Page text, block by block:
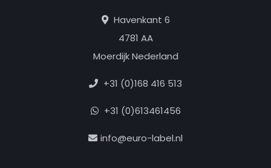
Havenkant 6
4781 AA
Moerdijk Nederland
+31 (0)168 416 513
+31 (0)613461456
info@euro-label.nl